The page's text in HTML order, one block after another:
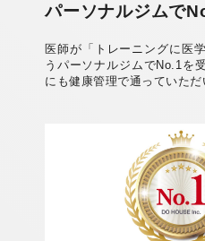
パーソナルジムで
医師が「トレーニングに医
うパーソナルジムでNo.1を
にも健康管理で通っていただ